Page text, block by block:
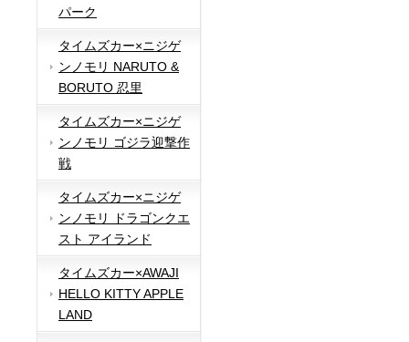
パーク
タイムズカー×ニジゲ
ンノモリ NARUTO &
BORUTO 忍里
タイムズカー×ニジゲ
ンノモリ ゴジラ迎撃作
戦
タイムズカー×ニジゲ
ンノモリ ドラゴンクエ
スト アイランド
タイムズカー×AWAJI
HELLO KITTY APPLE
LAND